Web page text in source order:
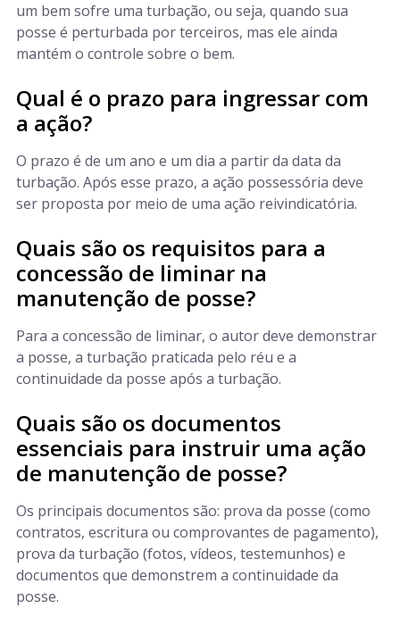
um bem sofre uma turbação, ou seja, quando sua
posse é perturbada por terceiros, mas ele ainda
mantém o controle sobre o bem.
Qual é o prazo para ingressar com
a ação?
O prazo é de um ano e um dia a partir da data da
turbação. Após esse prazo, a ação possessória deve
ser proposta por meio de uma ação reivindicatória.
Quais são os requisitos para a
concessão de liminar na
manutenção de posse?
Para a concessão de liminar, o autor deve demonstrar
a posse, a turbação praticada pelo réu e a
continuidade da posse após a turbação.
Quais são os documentos
essenciais para instruir uma ação
de manutenção de posse?
Os principais documentos são: prova da posse (como
contratos, escritura ou comprovantes de pagamento),
prova da turbação (fotos, vídeos, testemunhos) e
documentos que demonstrem a continuidade da
posse.